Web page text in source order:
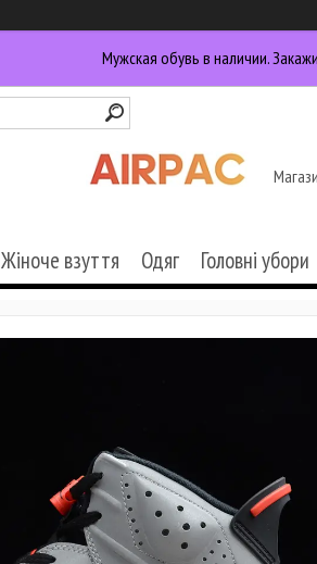
Мужская обувь в наличии.
Жіноче взуття Одяг Головні убори